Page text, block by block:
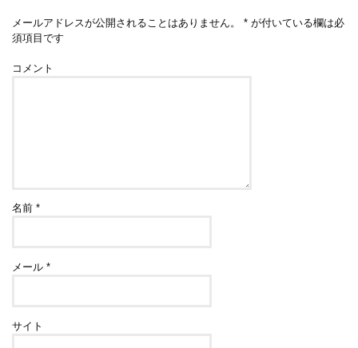
メールアドレスが公開されることはありません。 * が付いている欄は必
須項目です
コメント
名前*
メール*
サイト